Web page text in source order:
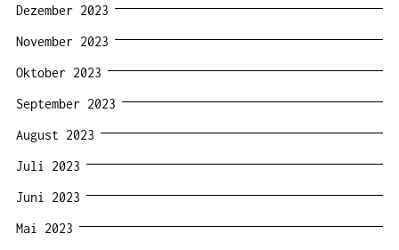
Dezember 2023
November 2023
Oktober 2023
September 2023
August 2023
Juli 2023
Juni 2023
Mai 2023